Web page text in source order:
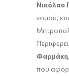
Νικόλαο
νομού,
Φαρμάκη
που